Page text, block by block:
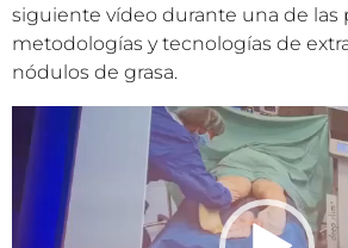
siguiente vídeo durante una de las
metodologías y tecnologías de
nódulos de grasa.
Reproductor
de
vídeo